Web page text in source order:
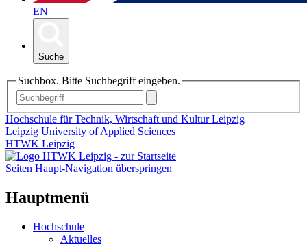
EN
Suche
Suchbox. Bitte Suchbegriff eingeben.
Hochschule für Technik, Wirtschaft und Kultur Leipzig
Leipzig University of Applied Sciences
HTWK Leipzig
Seiten Haupt-Navigation überspringen
Hauptmenü
Hochschule
Aktuelles